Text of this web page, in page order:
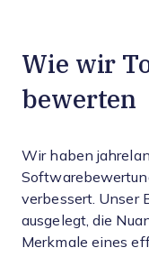
Wie wir
bewerten
Wir haben
verbessert. Unser
ausgelegt, die
Merkmale eines